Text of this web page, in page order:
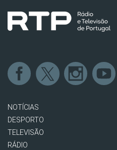
NOTÍCIAS
DESPORTO
TELEVISÃO
RÁDIO